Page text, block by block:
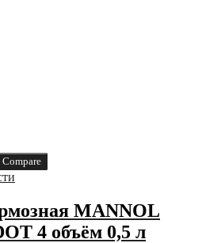
MANNOL
4 объём 0,5 л